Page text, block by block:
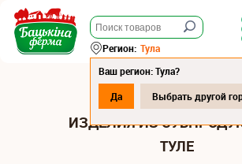
Регион: Тула
Ваш регион: Тула?
Да
Выбрать другой
ИЗДЕЛИЯ ИЗ
ТУЛЕ